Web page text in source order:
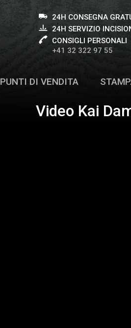
24H CONSEGNA
24H SERVIZIO
CONSIGLI PERSONALI
+41 32 322 97 55
PUNTI DI VENDITA
Video Kai